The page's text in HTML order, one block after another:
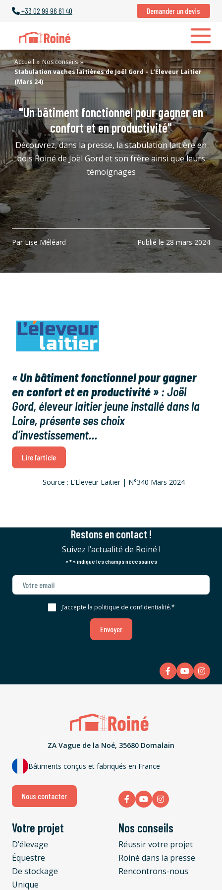
+33 02 99 96 61 40 Demander un devis
"Un bâtiment fonctionnel pour gagner en
confort et en productivité"
Découvrez, dans la presse, la stabulation laitière en
bois Roiné de Joël Gord et son frère ainsi que leurs
témoignages
Par Lise Méléard Publié le 28 mars 2024
Accueil » Nos conseils »
Stabulation vaches laitières de Joël Gord – L’Eleveur Laitier
(Mars 24)
« Un bâtiment fonctionnel pour gagner
en confort et en productivité » : Joël
Gord, éleveur laitier jeune installé dans la
Loire, présente ses choix
d’investissement…
Lire l’article
Source : L’Eleveur Laitier | N°340 Mars 2024
Restons en contact !
Suivez l’actualité de Roiné !
« *» indique les champs nécessaires
J’accepte la politique de confidentialité.*
Envoyer
ZA Vague de la Noé, 35680 Domalain
Nous contacter
Bâtiments conçus et fabriqués en France
Votre projet
D’élevage
Équestre
De stockage
Unique
Nos conseils
Réussir votre projet
Roiné dans la presse
Rencontrons-nous